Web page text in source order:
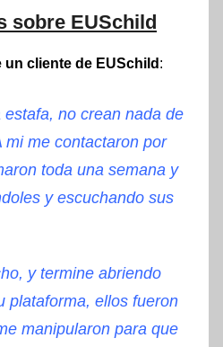
sobre EUSchild
cliente de EUSchild :
no crean nada de
mi me contactaron por
toda una semana y
y escuchando sus
y termine abriendo
plataforma, ellos fueron
manipularon para que